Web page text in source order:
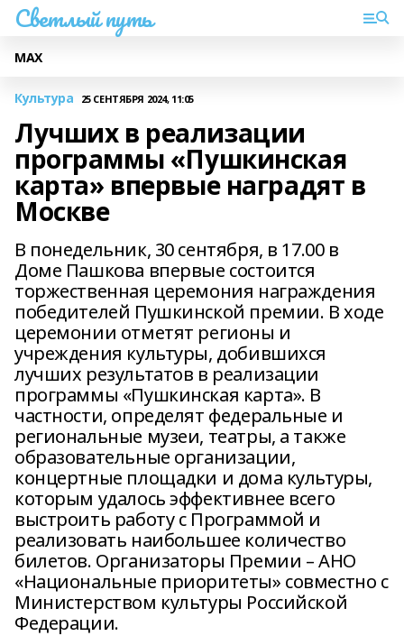
Светлый путь
МАХ
Культура 25 СЕНТЯБРЯ 2024, 11:05
Лучших в реализации
программы «Пушкинская
карта» впервые наградят в
Москве
В понедельник, 30 сентября, в 17.00 в
Доме Пашкова впервые состоится
торжественная церемония награждения
победителей Пушкинской премии. В ходе
церемонии отметят регионы и
учреждения культуры, добившихся
лучших результатов в реализации
программы «Пушкинская карта». В
частности, определят федеральные и
региональные музеи, театры, а также
образовательные организации,
концертные площадки и дома культуры,
которым удалось эффективнее всего
выстроить работу с Программой и
реализовать наибольшее количество
билетов. Организаторы Премии – АНО
«Национальные приоритеты» совместно с
Министерством культуры Российской
Федерации.